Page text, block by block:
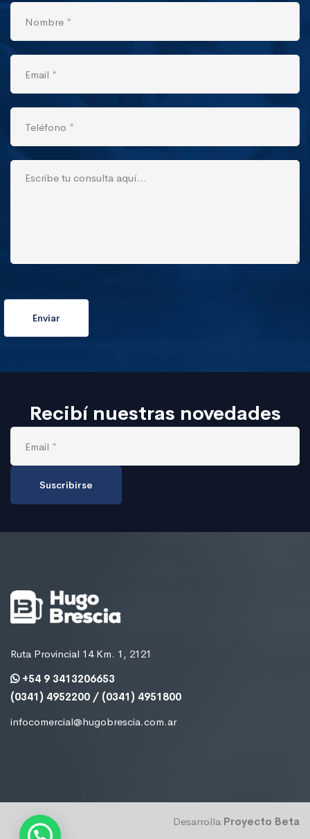
Recibí nuestras novedades
Ruta Provincial 14 Km. 1, 2121
+54 9 3413206653
(0341) 4952200 / (0341) 4951800
infocomercial@hugobrescia.com.ar
Desarrolla Proyecto Beta